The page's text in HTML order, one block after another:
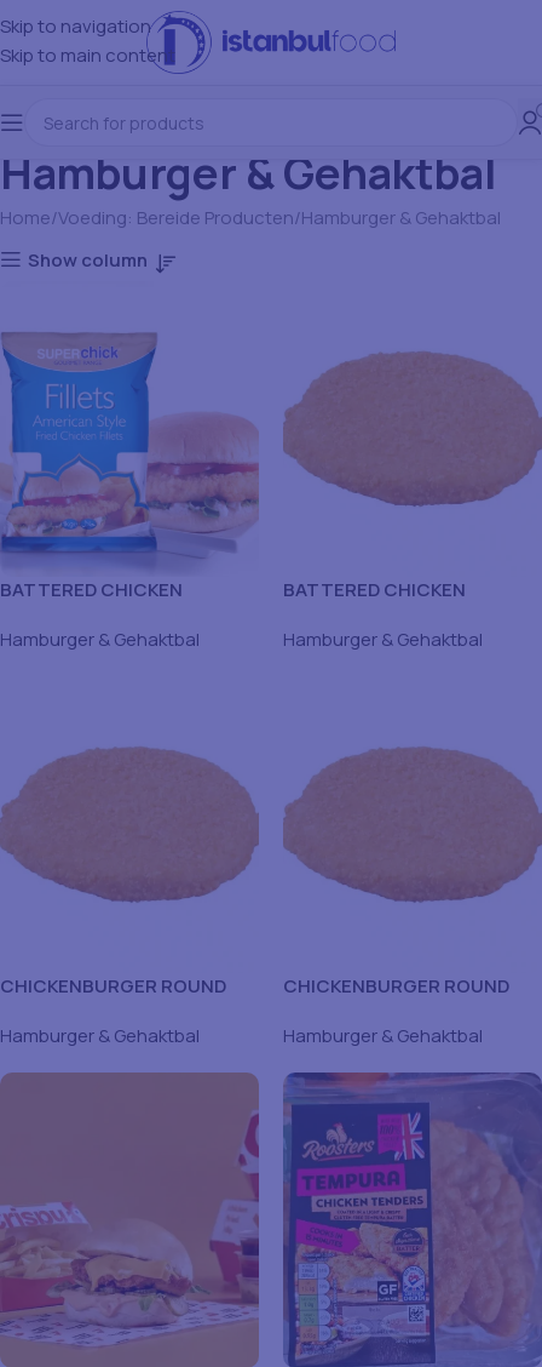
Skip to navigation
Skip to main content
Hamburger & Gehaktbal
Home Voeding: Bereide Producten Hamburger & Gehaktbal
Show column
BATTERED CHICKEN
5X1KG5KG
Hamburger & Gehaktbal
BATTERED CHICKEN
5X1KG-5KG
Hamburger & Gehaktbal
CHICKENBURGER ROUND
Hamburger & Gehaktbal
CHICKENBURGER ROUND
Hamburger & Gehaktbal